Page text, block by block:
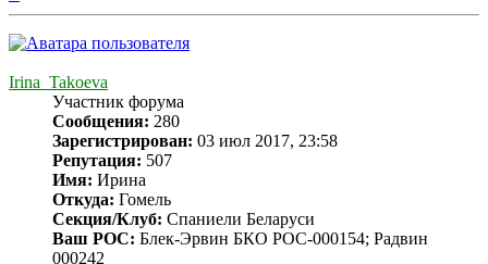
Irina_Takoeva
Участник форума
Сообщения: 280
Зарегистрирован: 03 июл 2017, 23:58
Репутация: 507
Имя: Ирина
Откуда: Гомель
Секция/Клуб: Спаниели Беларуси
Ваш РОС: Блек-Эрвин БКО РОС-000154; Радвин
000242